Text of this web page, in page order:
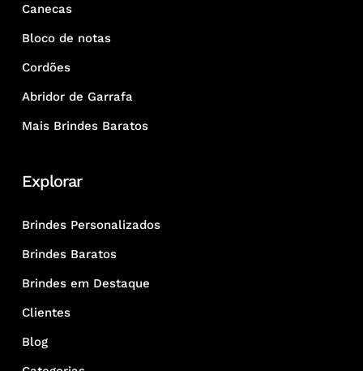
Canecas
Bloco de notas
Cordões
Abridor de Garrafa
Mais Brindes Baratos
Explorar
Brindes Personalizados
Brindes Baratos
Brindes em Destaque
Clientes
Blog